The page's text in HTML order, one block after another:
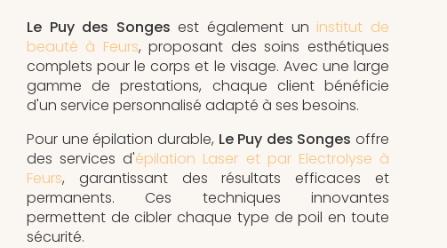
Le Puy des Songes est également un institut de
beauté à Feurs, proposant des soins esthétiques
complets pour le corps et le visage. Avec une large
gamme de prestations, chaque client bénéficie
d'un service personnalisé adapté à ses besoins.
Pour une épilation durable, Le Puy des Songes offre
des services d'épilation Laser et par Electrolyse à
Feurs, garantissant des résultats efficaces et
permanents. Ces techniques innovantes
permettent de cibler chaque type de poil en toute
sécurité.